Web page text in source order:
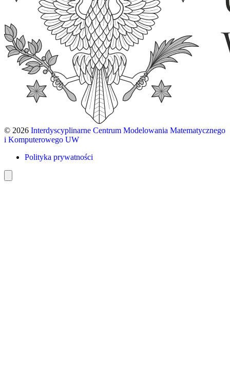
© 2026 Interdyscyplinarne Centrum Modelowania Matematycznego
i Komputerowego UW
Polityka prywatności